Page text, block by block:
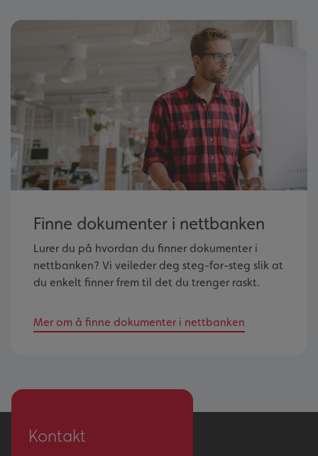
Finne dokumenter i nettbanken
Lurer du på hvordan du finner dokumenter i
nettbanken? Vi veileder deg steg-for-steg slik at
du enkelt finner frem til det du trenger raskt.
Mer om å finne dokumenter i nettbanken
Kontakt